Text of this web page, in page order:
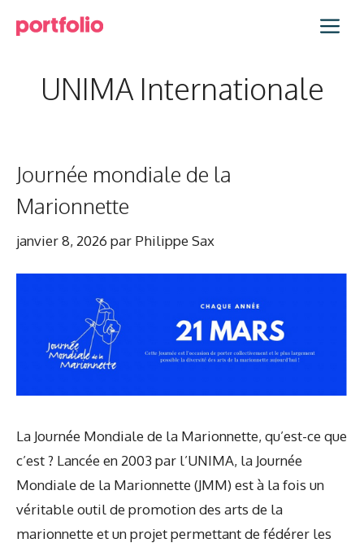
UNIMA Internationale
Journée mondiale de la
Marionnette
janvier 8, 2026 par Philippe Sax
La Journée Mondiale de la Marionnette, qu’est-ce que
c’est ? Lancée en 2003 par l’UNIMA, la Journée
Mondiale de la Marionnette (JMM) est à la fois un
véritable outil de promotion des arts de la
marionnette et un projet permettant de fédérer les